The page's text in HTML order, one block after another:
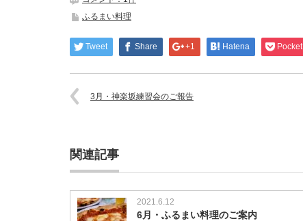
ふるまい料理
Tweet Share +1 Hatena Pocket
3月・神楽坂練習会のご報告
関連記事
2021.6.12
6月・ふるまい料理のご案内